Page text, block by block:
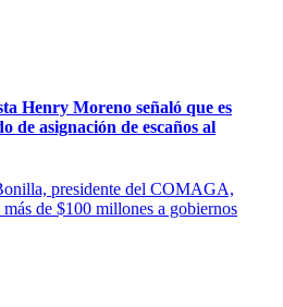
Henry Moreno señaló que es
de asignación de escaños al